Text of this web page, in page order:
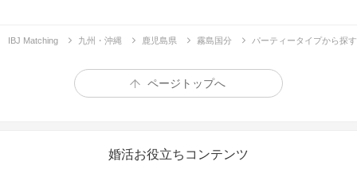
IBJ Matching 九州・沖縄 鹿児島県 霧島国分 パーティータイプから探す
ページトップへ
婚活お役立ちコンテンツ